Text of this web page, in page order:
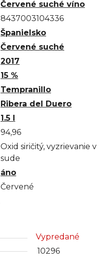
Červené suché víno
8437003104336
Španielsko
Červené suché
2017
15 %
Tempranillo
Ribera del Duero
1.5 l
94,96
Oxid siričitý, vyzrievanie v
sude
áno
Červené
Vypredané
10296